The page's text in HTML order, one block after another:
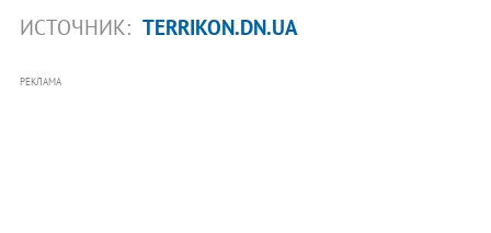
ИСТОЧНИК: TERRIKON.DN.UA
РЕКЛАМА